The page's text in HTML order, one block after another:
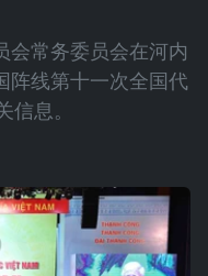
会常务委员会在河内
阵线第十一次全国代
信息。